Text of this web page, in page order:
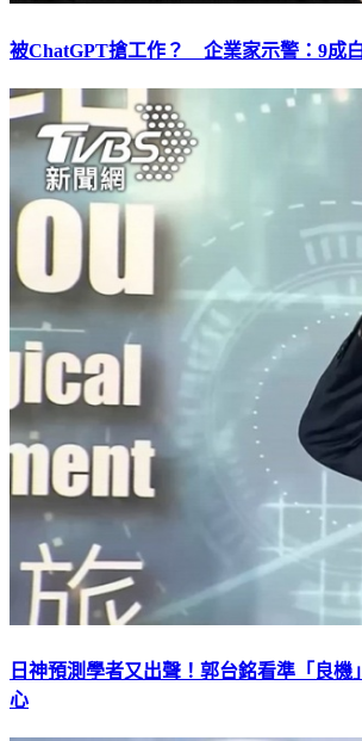
被ChatGPT搶工作？ 企業家示警：9成
日神預測學者又出聲！郭台銘看準「良
心